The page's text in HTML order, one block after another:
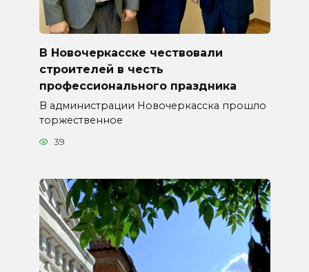
В Новочеркасске чествовали
строителей в честь
профессионального праздника
В администрации Новочеркасска прошло
торжественное
39